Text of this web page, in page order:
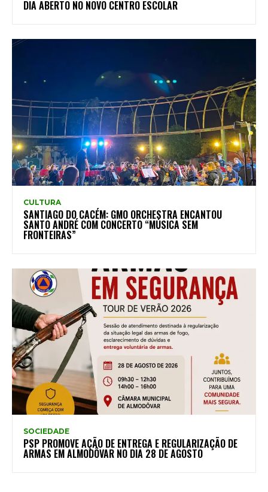
DIA ABERTO NO NOVO CENTRO ESCOLAR
CULTURA
SANTIAGO DO CACÉM: GMO ORCHESTRA ENCANTOU
SANTO ANDRÉ COM CONCERTO “MÚSICA SEM
FRONTEIRAS”
SOCIEDADE
PSP PROMOVE AÇÃO DE ENTREGA E REGULARIZAÇÃO DE
ARMAS EM ALMODÔVAR NO DIA 28 DE AGOSTO